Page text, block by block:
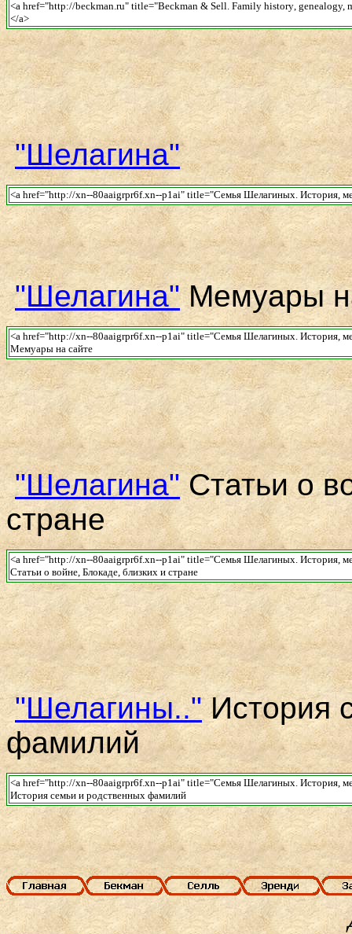
<a href="http://beckman.ru" title="Beckman & Sell. Family history, genealogy,
</a>
"Шелагина"
<a href="http://xn--80aaigrpr6f.xn--p1ai" title="Семья Шелагиных. История,
"Шелагина"Мемуары
<a href="http://xn--80aaigrpr6f.xn--p1ai" title="Семья Шелагиных. История,
Мемуары на сайте
"Шелагина"Статьи о
стране
<a href="http://xn--80aaigrpr6f.xn--p1ai" title="Семья Шелагиных. История,
Статьи о войне, Блокаде, близких и стране
"Шелагины.."История
фамилий
<a href="http://xn--80aaigrpr6f.xn--p1ai" title="Семья Шелагиных. История,
История семьи и родственных фамилий